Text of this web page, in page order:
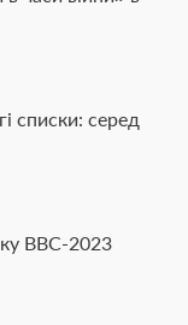
списки: серед
BBC-2023